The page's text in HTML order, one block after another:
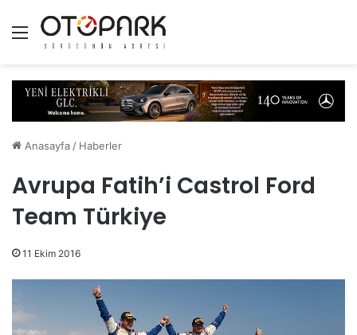
Menü
Anasayfa / Haberler
Avrupa Fatih’i Castrol Ford
Team Türkiye
11 Ekim 2016